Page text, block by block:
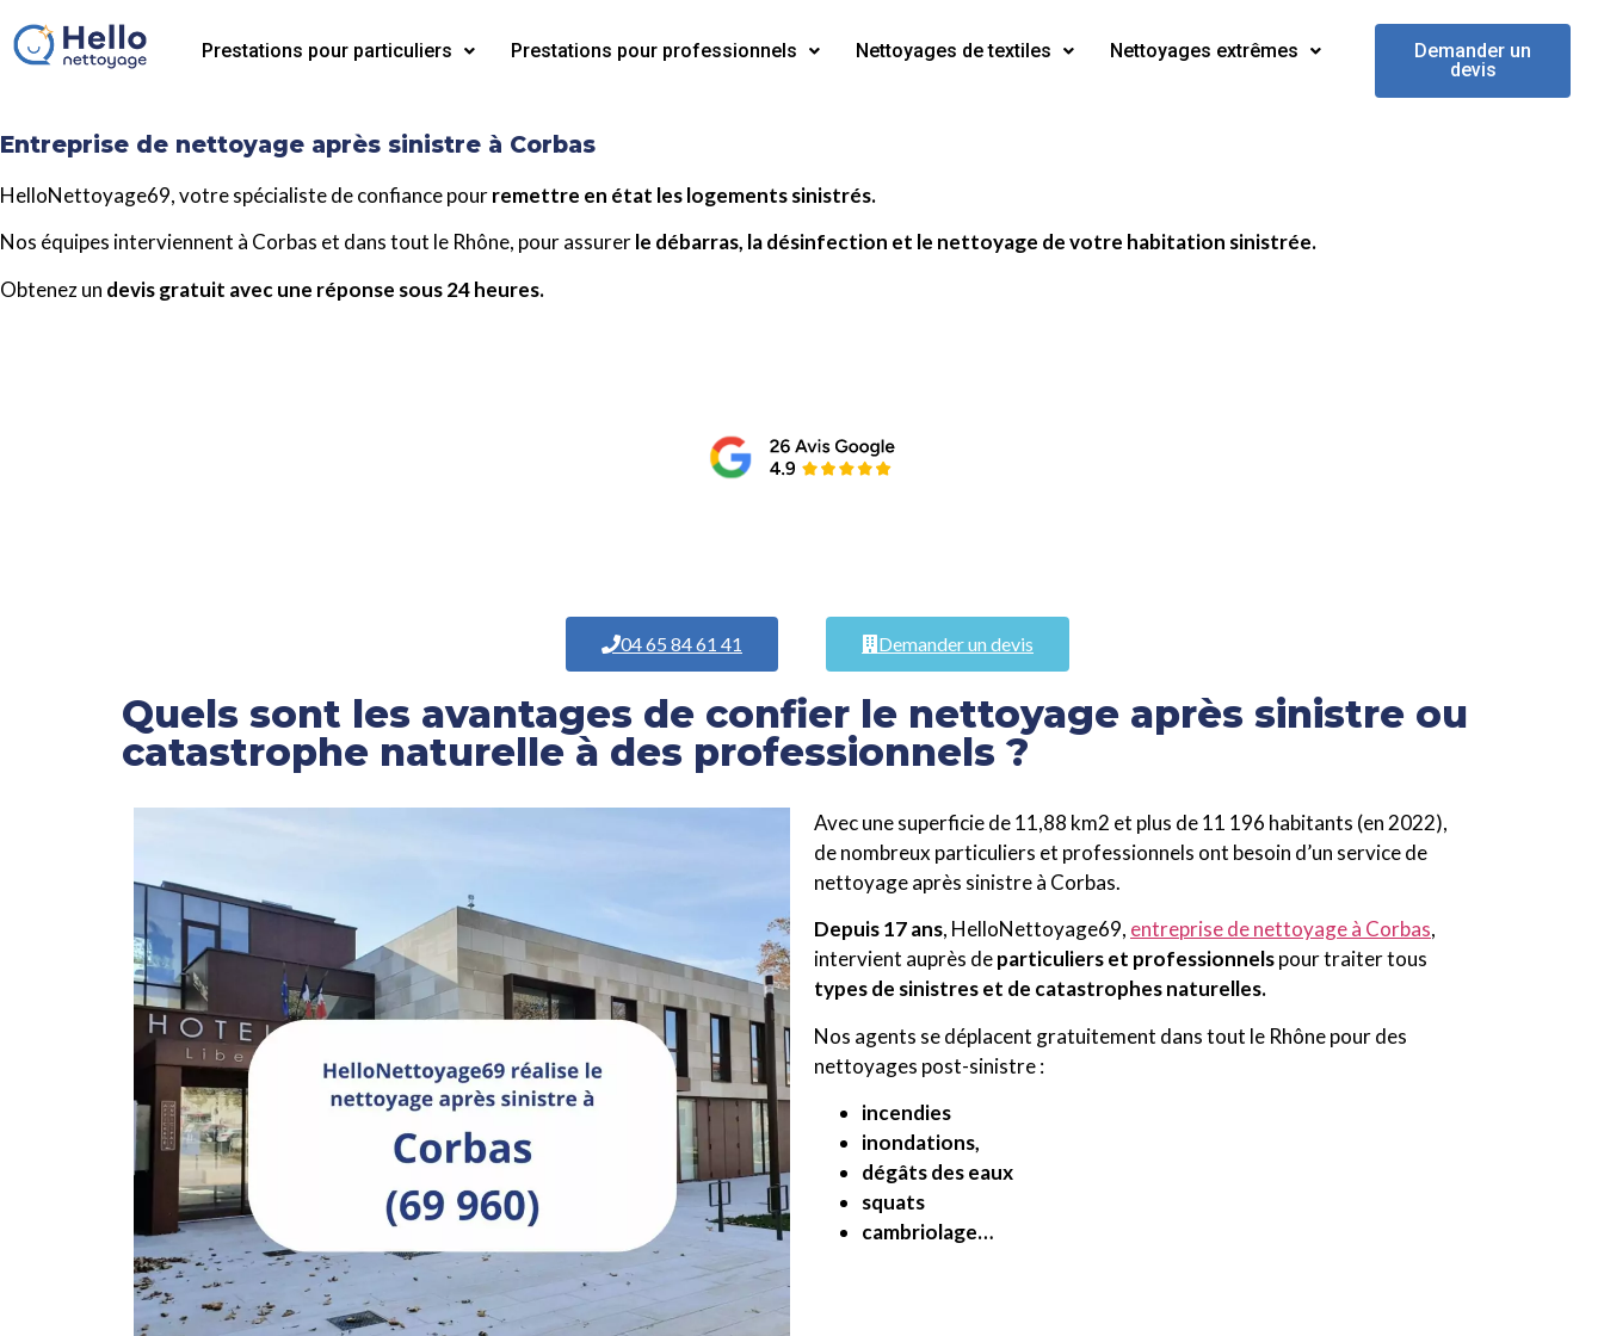
Prestations pour particuliers Prestations pour professionnels Nettoyages de textiles Nettoyages extrêmes
Demander un
devis
Entreprise de nettoyage après sinistre à Corbas
HelloNettoyage69, votre spécialiste de confiance pourremettre en état les logements sinistrés.
Nos équipes interviennent à Corbas et dans tout le Rhône, pour assurerle débarras, la désinfection et le nettoyage de votre habitation sinistrée.
Obtenez un devis gratuit avec une réponse sous 24 heures.
04 65 84 61 41 Demander un devis
Quels sont les avantages de confier le nettoyage après sinistre ou
catastrophe naturelle à des professionnels ?
Avec une superficie de 11,88 km2 et plus de 11 196 habitants (en 2022),
de nombreux particuliers et professionnels ont besoin d’un service de
nettoyage après sinistre à Corbas.
Depuis 17 ans, HelloNettoyage69, entreprise de nettoyage à Corbas,
intervient auprès departiculiers et professionnelspour traiter tous
types de sinistres et de catastrophes naturelles.
Nos agents se déplacent gratuitement dans tout le Rhône pour des
nettoyages post-sinistre :
incendies
inondations,
dégâts des eaux
squats
cambriolage…